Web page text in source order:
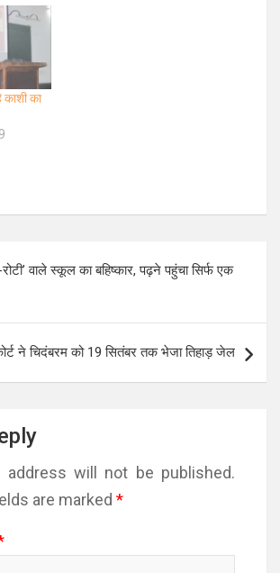
काशी का
वाले स्कूल का बहिष्कार, पढ़ने पहुंचा सिर्फ एक
ने चिदंबरम को 19 सितंबर तक भेजा तिहाड़ जेल
address will not be published.
are marked *